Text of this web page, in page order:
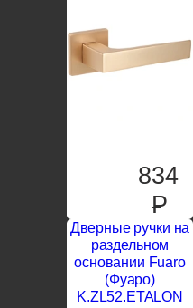
834
P
Дверные ручки на
раздельном
основании Fuaro
(Фуаро)
K.ZL52.ETALON